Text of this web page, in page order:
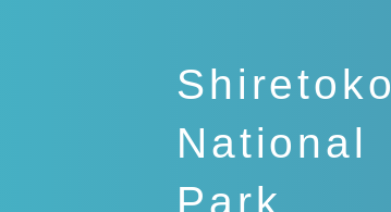
Shiretoko
National
Park